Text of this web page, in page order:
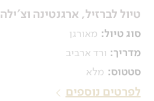
טיול לברזיל, ארגנטינה וצ'ילה
סוג טיול: מאורגן
מדריך: ורד ארביב
סטטוס: מלא
לפרטים נוספים